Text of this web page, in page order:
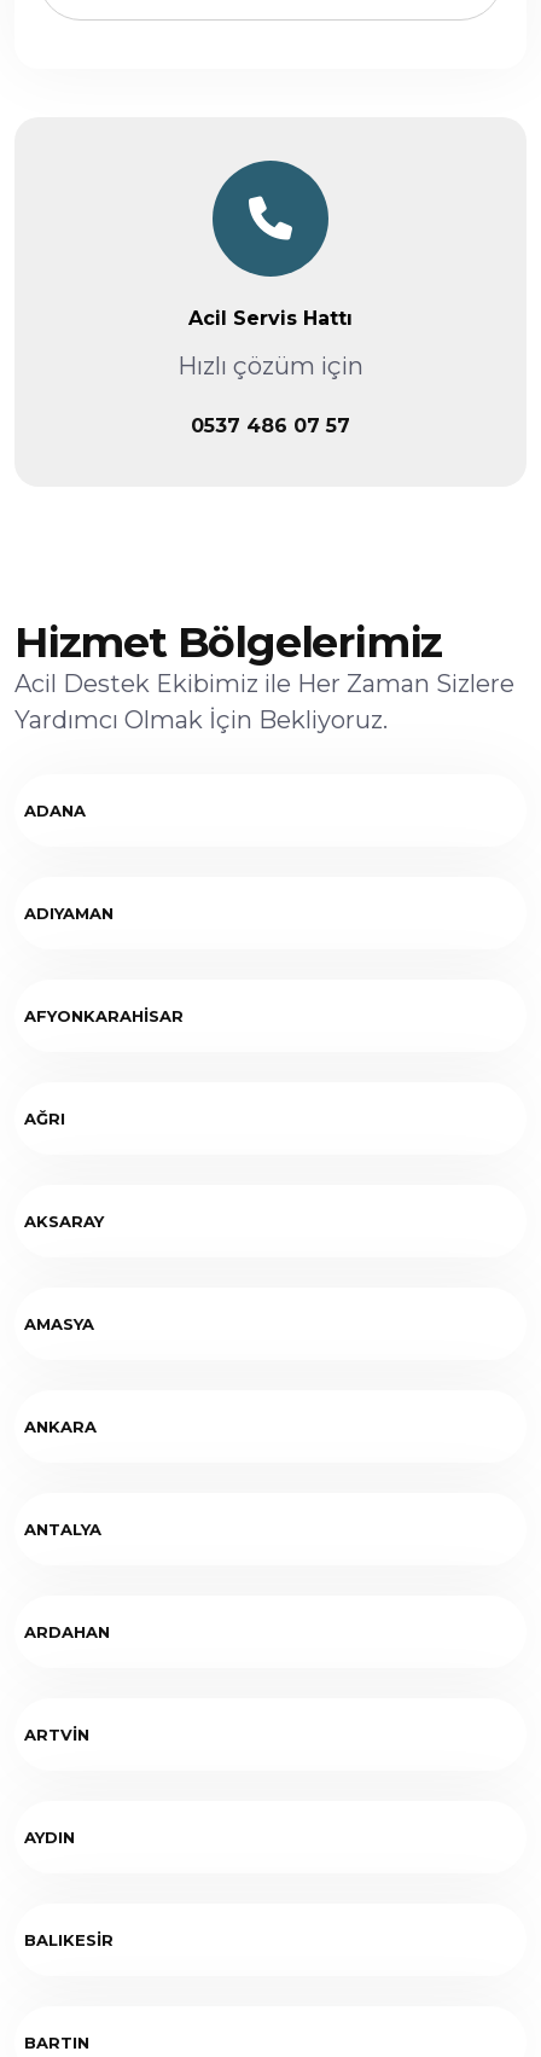
Acil Servis Hattı
Hızlı çözüm için
0537 486 07 57
Hizmet Bölgelerimiz
Acil Destek Ekibimiz ile Her Zaman Sizlere
Yardımcı Olmak İçin Bekliyoruz.
ADANA
ADIYAMAN
AFYONKARAHİSAR
AĞRI
AKSARAY
AMASYA
ANKARA
ANTALYA
ARDAHAN
ARTVİN
AYDIN
BALIKESİR
BARTIN